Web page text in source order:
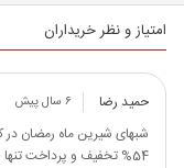
امتیاز و نظر خریداران
حمید رضا ۶ سال پیش
شبهای شیرین ماه رمضان در
54% تخفیف و پرداخت تنها 6,900 تومان به جای 15,000 تومان